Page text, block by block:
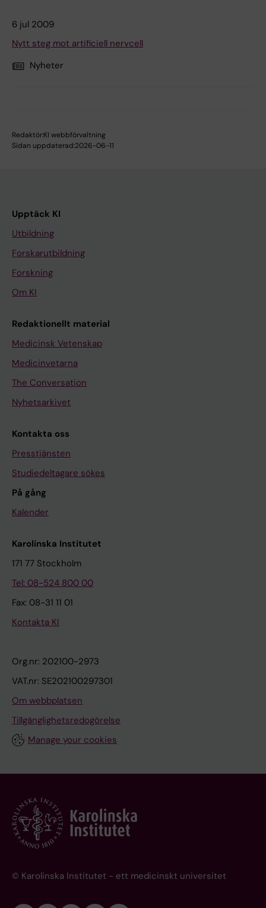
6 jul 2009
Nytt steg mot artificiell nervcell
Nyheter
Redaktör:KI webbförvaltning
Sidan uppdaterad:2026-06-11
Upptäck KI
Utbildning
Forskarutbildning
Forskning
Om KI
Redaktionellt material
Medicinsk Vetenskap
Medicinvetarna
The Conversation
Nyhetsarkivet
Kontakta oss
Presstjänsten
Studiedeltagare sökes
På gång
Kalender
Karolinska Institutet
171 77 Stockholm
Tel: 08-524 800 00
Fax: 08-31 11 01
Kontakta KI
Org.nr: 202100-2973
VAT.nr: SE202100297301
Om webbplatsen
Tillgänglighetsredogörelse
Manage your cookies
© Karolinska Institutet - ett medicinskt universitet